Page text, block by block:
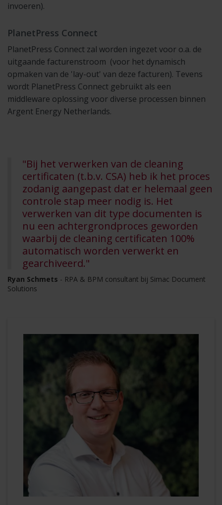
invoeren).
PlanetPress Connect
PlanetPress Connect zal worden ingezet voor o.a. de
uitgaande facturenstroom (voor het dynamisch
opmaken van de 'lay-out' van deze facturen). Tevens
wordt PlanetPress Connect gebruikt als een
middleware oplossing voor diverse processen binnen
Argent Energy Netherlands.
"Bij het verwerken van de cleaning
certificaten (t.b.v. CSA) heb ik het proces
zodanig aangepast dat er helemaal geen
controle stap meer nodig is. Het
verwerken van dit type documenten is
nu een achtergrondproces geworden
waarbij de cleaning certificaten 100%
automatisch worden verwerkt en
gearchiveerd."
Ryan Schmets - RPA & BPM consultant bij Simac Document
Solutions